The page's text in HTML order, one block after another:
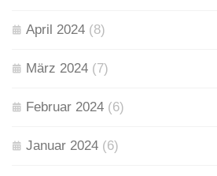
April 2024 (8)
März 2024 (7)
Februar 2024 (6)
Januar 2024 (6)